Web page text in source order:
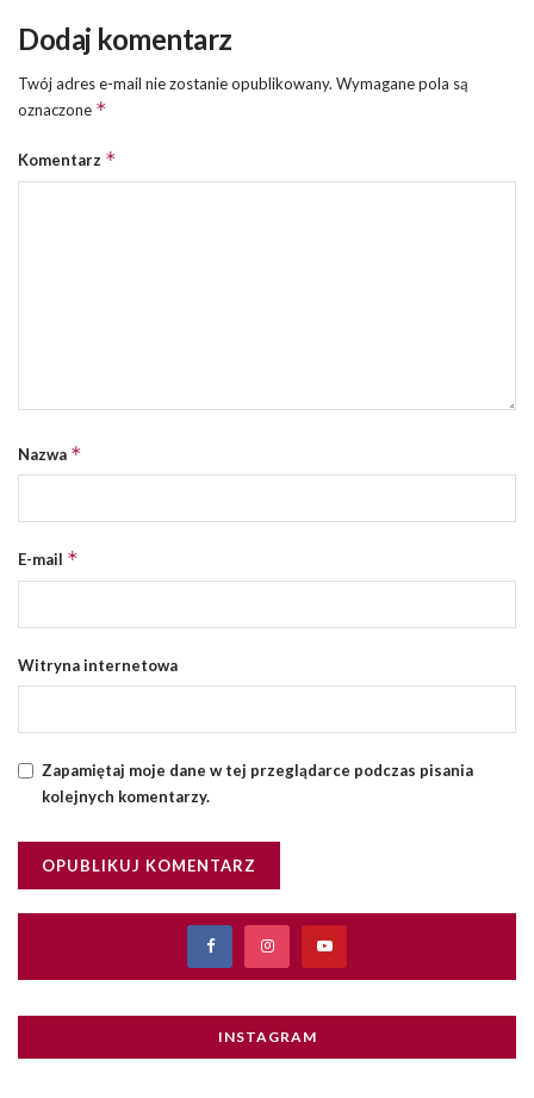
Dodaj komentarz
Twój adres e-mail nie zostanie opublikowany. Wymagane pola są
oznaczone *
Komentarz *
Nazwa *
E-mail *
Witryna internetowa
Zapamiętaj moje dane w tej przeglądarce podczas pisania
kolejnych komentarzy.
INSTAGRAM